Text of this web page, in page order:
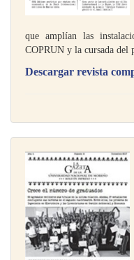
que amplían las
COPRUN y la cursada del
Descargar revista